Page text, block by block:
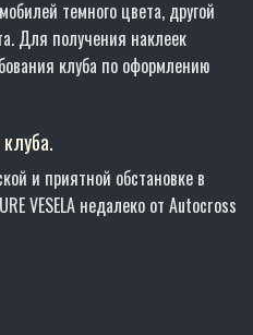
темного цвета, другой
Для получения наклеек
клуба по оформлению
и приятной обстановке в
VESELA недалеко от Autocross